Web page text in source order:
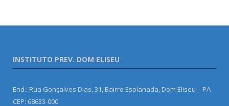
INSTITUTO PREV. DOM ELISEU
End.: Rua Gonçalves Dias, 31, Bairro Esplanada, Dom Eliseu – PA
CEP: 68633-000